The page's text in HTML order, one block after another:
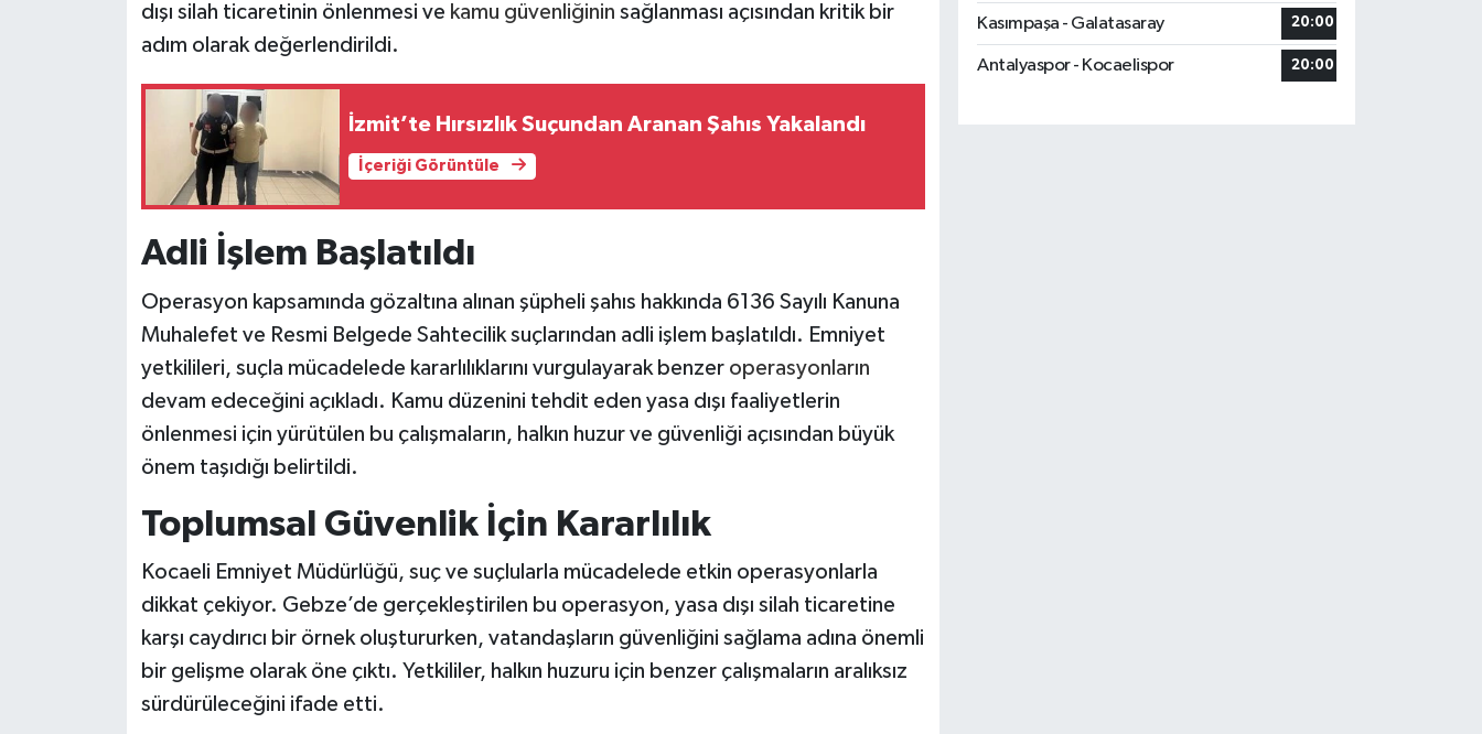
dışı silah ticaretinin önlenmesi ve kamu güvenliğinin sağlanması açısından kritik bir
adım olarak değerlendirildi.
İzmit’te Hırsızlık Suçundan Aranan Şahıs Yakalandı
İçeriği Görüntüle
Adli İşlem Başlatıldı
Operasyon kapsamında gözaltına alınan şüpheli şahıs hakkında 6136 Sayılı Kanuna
Muhalefet ve Resmi Belgede Sahtecilik suçlarından adli işlem başlatıldı. Emniyet
yetkilileri, suçla mücadelede kararlılıklarını vurgulayarak benzer operasyonların
devam edeceğini açıkladı. Kamu düzenini tehdit eden yasa dışı faaliyetlerin
önlenmesi için yürütülen bu çalışmaların, halkın huzur ve güvenliği açısından büyük
önem taşıdığı belirtildi.
Toplumsal Güvenlik İçin Kararlılık
Kocaeli Emniyet Müdürlüğü, suç ve suçlularla mücadelede etkin operasyonlarla
dikkat çekiyor. Gebze’de gerçekleştirilen bu operasyon, yasa dışı silah ticaretine
karşı caydırıcı bir örnek oluştururken, vatandaşların güvenliğini sağlama adına önemli
bir gelişme olarak öne çıktı. Yetkililer, halkın huzuru için benzer çalışmaların aralıksız
sürdürüleceğini ifade etti.
Kasımpaşa - Galatasaray 20:00
Antalyaspor - Kocaelispor 20:00